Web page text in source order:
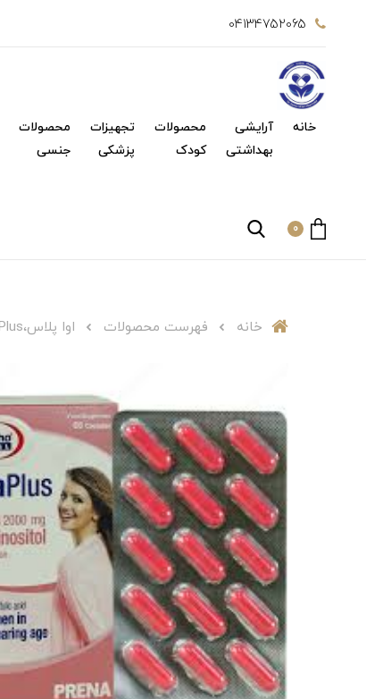
04134752065
خانه
آرایشی
بهداشتی
محصولات
کودک
تجهیزات
پزشکی
محصولات
جنسی
0
خانه فهرست محصولات اوا پلاس،Ova Plus